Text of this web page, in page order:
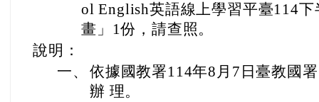
ol English英語線上學習平臺114
畫」1份，請查照。
說明：
一、 依據國教署114年8月7日臺教國
辦 理。